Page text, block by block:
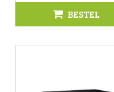
BESTEL